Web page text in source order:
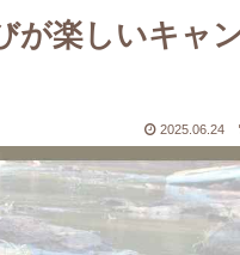
が楽しいキャ
2025.06.24